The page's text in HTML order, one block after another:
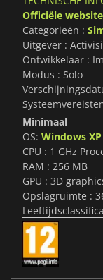
Officiële website
Categorieën :
Uitgever :
Ontwikkelaar :
Modus : Solo
Minimaal
OS: Windows XP
CPU : 1 GHz
RAM : 256 MB
GPU : 3D
Opslagruimte :